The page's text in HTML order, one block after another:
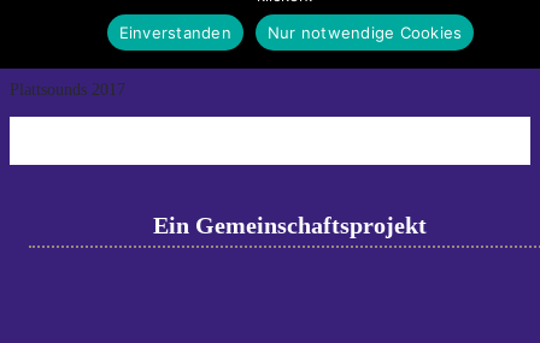
Next→
Plattsounds 2017
Ein Gemeinschaftsprojekt
Einverstanden
Nur notwendige Cookies